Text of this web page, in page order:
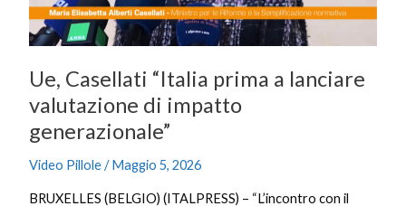
Ue, Casellati “Italia prima a lanciare
valutazione di impatto
generazionale”
Video Pillole/Maggio 5, 2026
BRUXELLES (BELGIO) (ITALPRESS) – “L’incontro con il
impatto